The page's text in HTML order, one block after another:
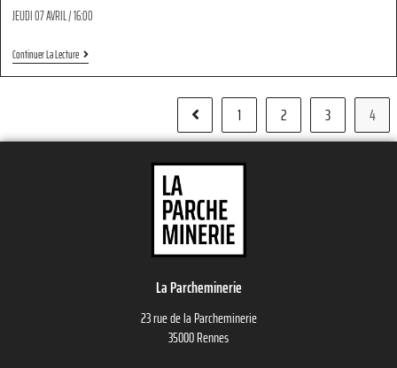
JEUDI 07 AVRIL / 16:00
Continuer La Lecture
1 2 3 4
La Parcheminerie
23 rue de la Parcheminerie
35000 Rennes